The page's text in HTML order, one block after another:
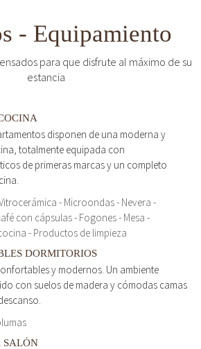
- Equipamiento
para que disfrute al máximo de su
estancia
disponen de una moderna y
totalmente equipada con
de primeras marcas y un completo
- Microondas - Nevera -
con cápsulas - Fogones - Mesa -
- Productos de limpieza
DORMITORIOS
y modernos. Un ambiente
con suelos de madera y cómodas camas
SALÓN